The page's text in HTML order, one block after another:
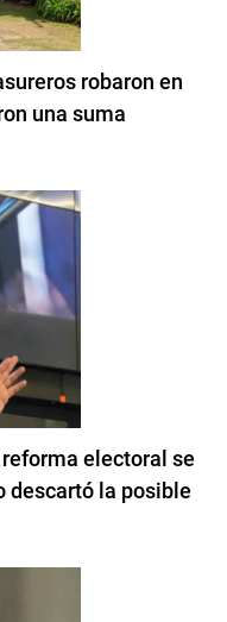
robaron en
una suma
electoral se
descartó la posible